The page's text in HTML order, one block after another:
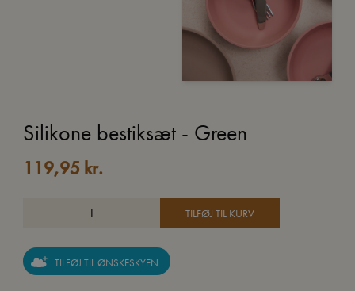
Silikone bestiksæt - Green
119,95 kr.
TILFØJ TIL KURV
TILFØJ TIL ØNSKESKYEN